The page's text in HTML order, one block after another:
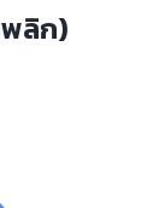
ลิก)